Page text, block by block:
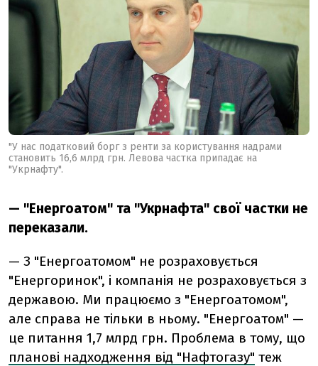
"У нас податковий борг з ренти за користування надрами
становить 16,6 млрд грн. Левова частка припадає на
"Укрнафту".
— "Енергоатом" та "Укрнафта" свої частки не
переказали.
— З "Енергоатомом" не розраховується
"Енергоринок", і компанія не розраховується з
державою. Ми працюємо з "Енергоатомом",
але справа не тільки в ньому. "Енергоатом" —
це питання 1,7 млрд грн. Проблема в тому, що
планові надходження від "Нафтогазу" теж